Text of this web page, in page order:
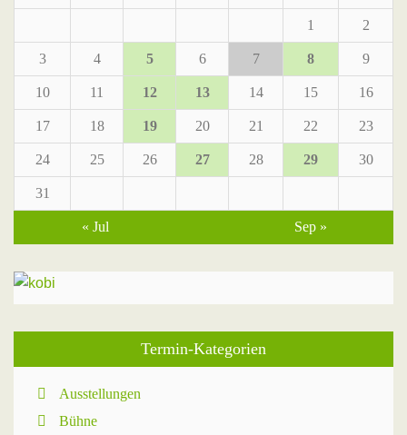
1 2
3 4 5 6 7 8 9
10 11 12 13 14 15 16
17 18 19 20 21 22 23
24 25 26 27 28 29 30
31
« Jul Sep »
Termin-Kategorien
Ausstellungen
Bühne